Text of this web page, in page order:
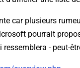
car plusieurs
pourrait
- peut-